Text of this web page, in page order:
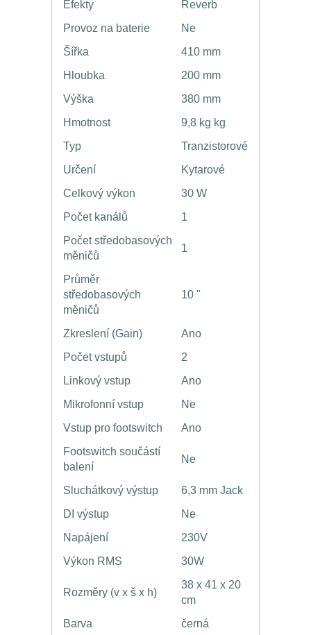
Efekty
Reverb
Provoz na baterie
Ne
Šířka
410 mm
Hloubka
200 mm
Výška
380 mm
Hmotnost
9,8 kg kg
Typ
Tranzistorové
Určení
Kytarové
Celkový výkon
30 W
Počet kanálů
1
Počet středobasových
měničů
1
Průměr
středobasových
měničů
10 "
Zkreslení (Gain)
Ano
Počet vstupů
2
Linkový vstup
Ano
Mikrofonní vstup
Ne
Vstup pro footswitch
Ano
Footswitch součástí
balení
Ne
Sluchátkový výstup
6,3 mm Jack
DI výstup
Ne
Napájení
230V
Výkon RMS
30W
Rozměry (v x š x h)
38 x 41 x 20
cm
Barva
černá